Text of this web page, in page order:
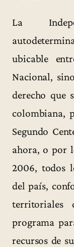
La
ubicable
Nacional,
derecho que
colombiana,
Segundo
ahora, o por
2006, todos
del país,
territoriales
programa
recursos de